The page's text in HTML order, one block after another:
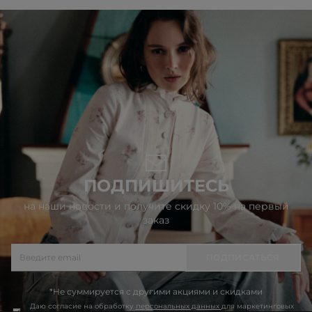
ПОДПИШИТЕСЬ
на наши новости и получите скидку 10% на первый
заказ
*Не суммируется с другими акциями и скидками
Даю согласие на обработку персональных данных для маркетинговых